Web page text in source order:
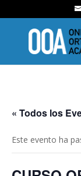
« Todos los
Este evento ha